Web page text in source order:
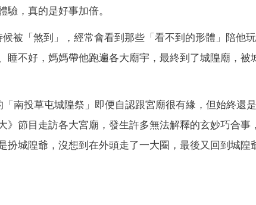
，真的是好事加倍。
被「煞到」，經常會看到那些「看不到的形體」陪他
睡不好，媽媽帶他跑遍各大廟宇，最終到了城隍廟，被
南投草屯城隍祭」即便自認跟宮廟很有緣，但始終還
》節目走訪各大宮廟，發生許多無法解釋的玄妙巧合事
扮城隍爺，沒想到在外頭走了一大圈，最後又回到城隍